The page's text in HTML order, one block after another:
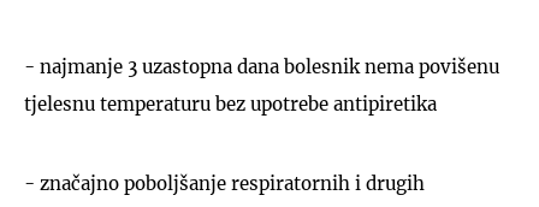
- najmanje 3 uzastopna dana bolesnik nema povišenu
tjelesnu temperaturu bez upotrebe antipiretika
- značajno poboljšanje respiratornih i drugih